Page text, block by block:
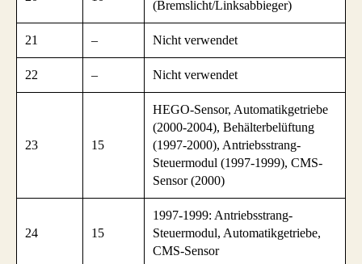
(Bremslicht/Linksabbieger)
21 – Nicht verwendet
22 – Nicht verwendet
23 15
HEGO-Sensor, Automatikgetriebe
(2000-2004), Behälterbelüftung
(1997-2000), Antriebsstrang-
Steuermodul (1997-1999), CMS-
Sensor (2000)
24 15
1997-1999: Antriebsstrang-
Steuermodul, Automatikgetriebe,
CMS-Sensor